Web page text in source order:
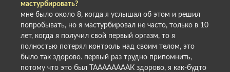
мастурбировать?
мне было около 8, когда я услышал об этом и решил
попробывать, но я мастурбировал не часто, только в 10
лет, когда я получил свой первый оргазм, то я
полностью потерял контроль над своим телом, это
было так здорово. первый раз трудно припомнить,
потому что это был ТААААААААК здорово, я как-будто